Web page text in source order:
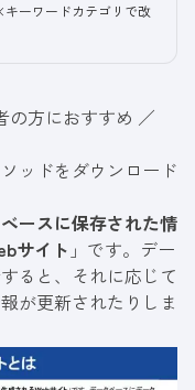
ーワードカテゴリで改
の方におすすめ ／
ッドをダウンロード
ースに保存された情
サイト 」です。デー
ると、それに応じて
が更新されたりしま